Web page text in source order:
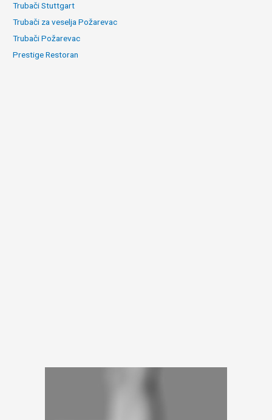
Trubači Stuttgart
Trubači za veselja Požarevac
Trubači Požarevac
Prestige Restoran